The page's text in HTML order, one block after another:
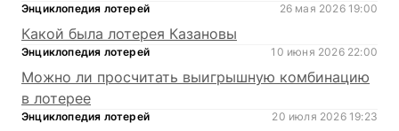
Энциклопедия лотерей 26 мая 2026 19:00
Какой была лотерея Казановы
Энциклопедия лотерей 10 июня 2026 22:00
Можно ли просчитать выигрышную комбинацию
в лотерее
Энциклопедия лотерей 20 июля 2026 19:23